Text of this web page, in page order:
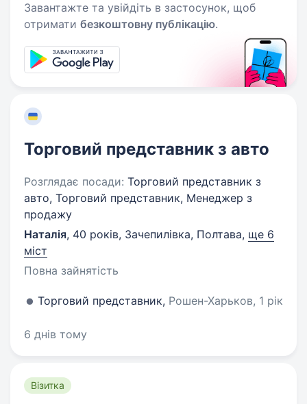
Завантажте та увійдіть в застосунок, щоб
отримати безкоштовну публікацію.
Торговий представник з авто
Розглядає посади: Торговий представник з
авто, Торговий представник, Менеджер з
продажу
Наталія, 40 років, Зачепилівка, Полтава, ще 6
міст
Повна зайнятість
Торговий представник, Рошен-Харьков, 1 рік
6 днів тому
Візитка